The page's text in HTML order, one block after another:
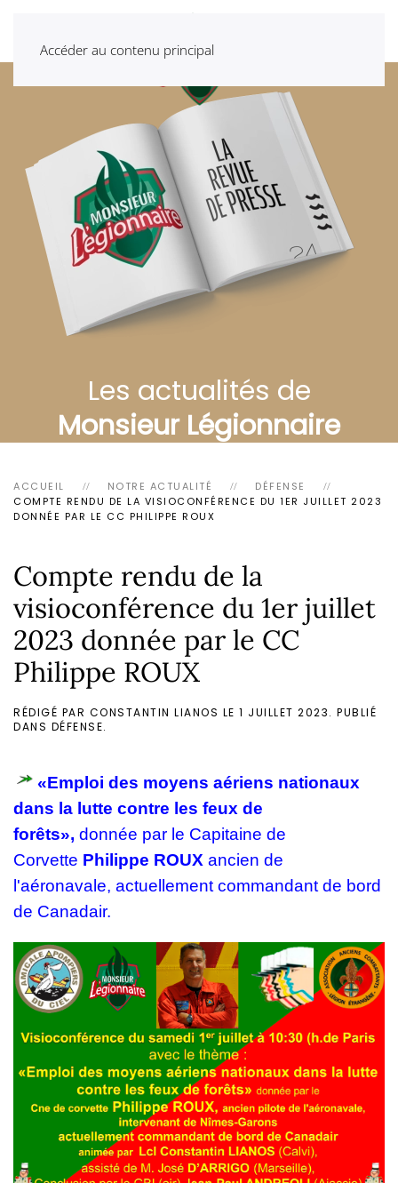
Accéder au contenu principal
Les actualités de
Monsieur Légionnaire
ACCUEIL NOTRE ACTUALITÉ
DÉFENSE
COMPTE RENDU DE LA VISIOCONFÉRENCE DU 1ER JUILLET 2023
DONNÉE PAR LE CC PHILIPPE ROUX
Compte rendu de la
visioconférence du 1er juillet
2023 donnée par le CC
Philippe ROUX
RÉDIGÉ PAR CONSTANTIN LIANOS LE 1 JUILLET 2023. PUBLIÉ
DANS DÉFENSE.
«Emploi des moyens aériens nationaux
dans la lutte contre les feux de
forêts», donnée par le Capitaine de
Corvette Philippe ROUX ancien de
l'aéronavale, actuellement commandant de bord
de Canadair.